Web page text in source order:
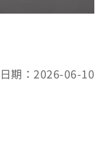
期：2026-06-10